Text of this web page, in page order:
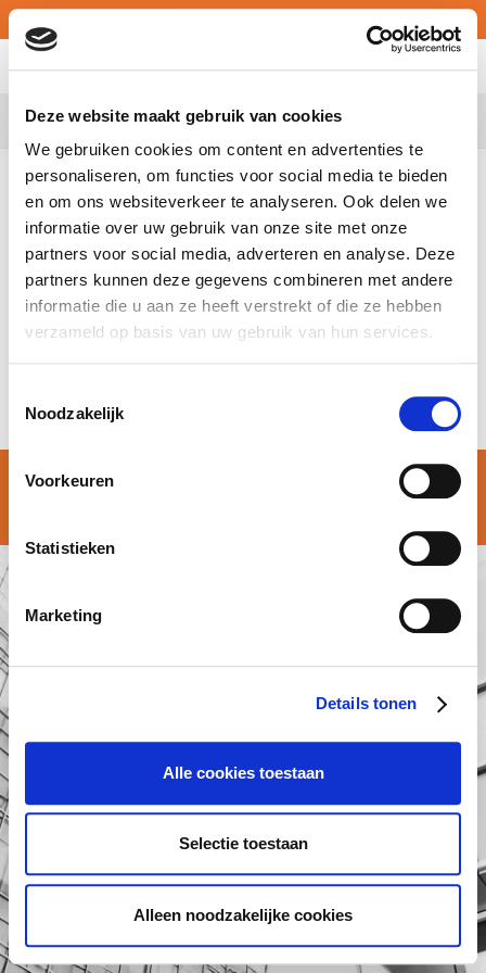
Deze website maakt gebruik van cookies
We gebruiken cookies om content en advertenties te
personaliseren, om functies voor social media te bieden
en om ons websiteverkeer te analyseren. Ook delen we
informatie over uw gebruik van onze site met onze
partners voor social media, adverteren en analyse. Deze
partners kunnen deze gegevens combineren met andere
informatie die u aan ze heeft verstrekt of die ze hebben
verzameld op basis van uw gebruik van hun services.
Noodzakelijk
Voorkeuren
Statistieken
Marketing
Details tonen
Alle cookies toestaan
Selectie toestaan
Alleen noodzakelijke cookies
MY ATALIAN
Belgium
L’Organisation européenne pour la sécurité de la navigation
aérienne, connu sous le nom d’Eurocontrol, renouvelle sa
confiance à ATALIAN en Belgique.
Eurocontrol est client d’ATALIAN depuis 2013. A partir de
décembre 2017, ATALIAN fournira les prestations en full FM au
siège de l’agence situé à Bruxelles. ATALIAN continuera de
fournir les prestations de propreté, nettoyage de vitres,
© Atalian Belgium 2026 –